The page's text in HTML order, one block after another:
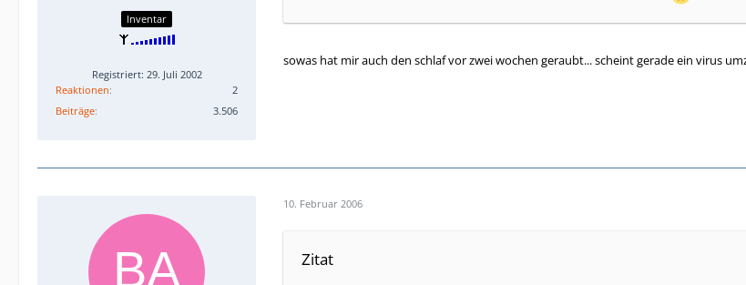
Inventar
Registriert: 29. Juli 2002
Reaktionen
2
Beiträge
3.506
sowas hat mir auch den schlaf vor zwei wochen geraubt... scheint gerade ein virus
10. Februar 2006
Zitat